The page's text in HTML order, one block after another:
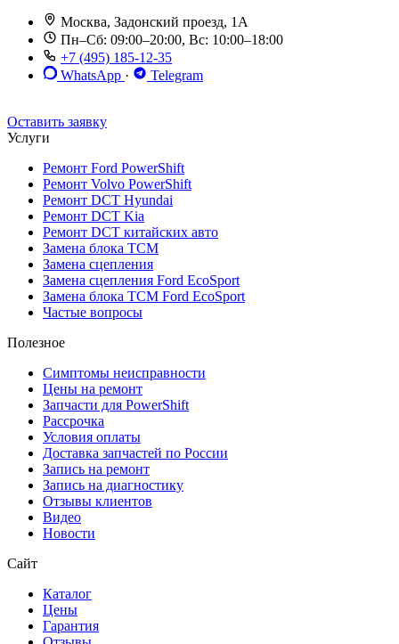
Москва, Задонский проезд, 1А
Пн–Сб: 09:00–20:00, Вс: 10:00–18:00
+7 (495) 185-12-35
WhatsApp ·
Telegram
Оставить заявку
Услуги
Ремонт Ford PowerShift
Ремонт Volvo PowerShift
Ремонт DCT Hyundai
Ремонт DCT Kia
Ремонт DCT китайских авто
Замена блока TCM
Замена сцепления
Замена сцепления Ford EcoSport
Замена блока TCM Ford EcoSport
Частые вопросы
Полезное
Симптомы неисправности
Цены на ремонт
Запчасти для PowerShift
Рассрочка
Условия оплаты
Доставка запчастей по России
Запись на ремонт
Запись на диагностику
Отзывы клиентов
Видео
Новости
Сайт
Каталог
Цены
Гарантия